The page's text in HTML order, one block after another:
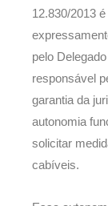
12.830/2013
pelo
responsável
garantia da
autonomia
solicitar
cabíveis.